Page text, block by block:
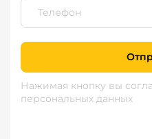
Нажимая кнопку вы
персональных данных